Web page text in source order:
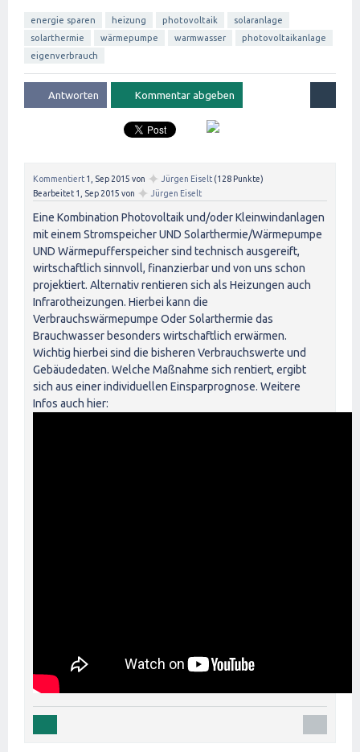
energie sparen heizung photovoltaik
solaranlage
solarthermie
wärmepumpe warmwasser
photovoltaikanlage
eigenverbrauch
Kommentiert 1, Sep 2015 von ✦ Jürgen Eiselt (128 Punkte)
Bearbeitet 1, Sep 2015 von ✦ Jürgen Eiselt
Eine Kombination Photovoltaik und/oder Kleinwindanlagen
mit einem Stromspeicher UND Solarthermie/Wärmepumpe
UND Wärmepufferspeicher sind technisch ausgereift,
wirtschaftlich sinnvoll, finanzierbar und von uns schon
projektiert. Alternativ rentieren sich als Heizungen auch
Infrarotheizungen. Hierbei kann die
Verbrauchswärmepumpe Oder Solarthermie das
Brauchwasser besonders wirtschaftlich erwärmen.
Wichtig hierbei sind die bisheren Verbrauchswerte und
Gebäudedaten. Welche Maßnahme sich rentiert, ergibt
sich aus einer individuellen Einsparprognose. Weitere
Infos auch hier: